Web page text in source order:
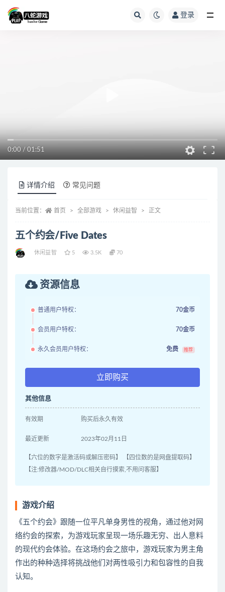
登录
0:00 / 01:51
详情介绍 常见问题
当前位置： 首页 全部游戏 休闲益智 正文
五个约会/Five Dates
休闲益智 5 3.5K 70
资源信息
普通用户特权： 70金币
会员用户特权： 70金币
永久会员用户特权： 免费 推荐
立即购买
其他信息
有效期 购买后永久有效
最近更新 2023年02月11日
【六位的数字是激活码或解压密码】 【四位数的是网盘提取码】
【注:修改器/MOD/DLC相关自行摸索,不用问客服】
游戏介绍
《五个约会》跟随一位平凡单身男性的视角，通过他对网
络约会的探索，为游戏玩家呈现一场乐趣无穷、出人意料
的现代约会体验。在这场约会之旅中，游戏玩家为男主角
作出的种种选择将挑战他们对两性吸引力和包容性的自我
认知。